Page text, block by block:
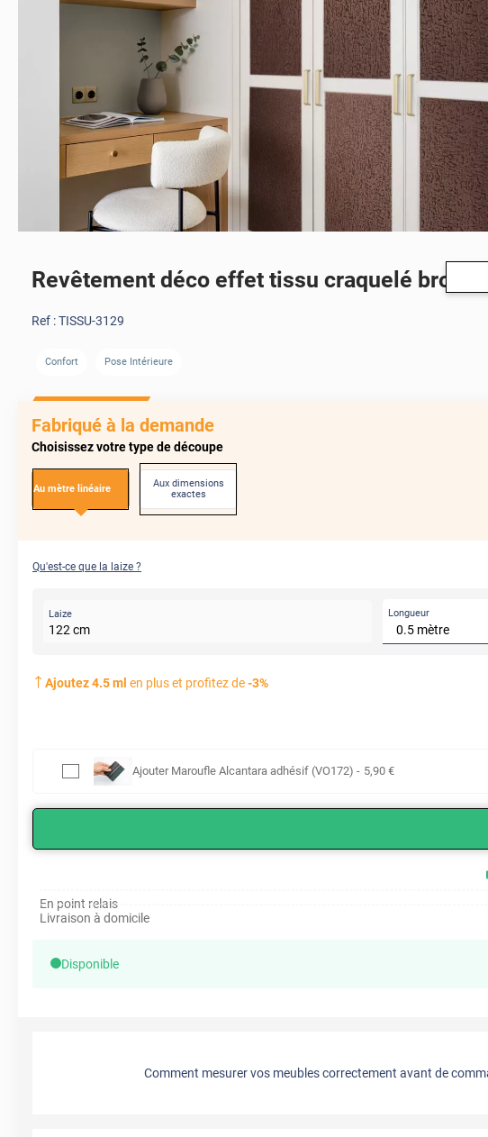
Revêtement déco effet tissu craquelé bronze
Ref :TISSU-3129
Confort Pose Intérieure
Fabriqué à la demande
Choisissez votre type de découpe
Au mètre linéaire
Aux dimensions
exactes
Qu'est-ce que la laize ?
Laize
122cm
Longueur
Ajoutez4.5ml en plus et profitez de-3%
Ajouter Maroufle Alcantara adhésif (VO172) - 5,90 €
En point relais
Livraison à domicile
Disponible
Comment mesurer vos meubles correctement avant de